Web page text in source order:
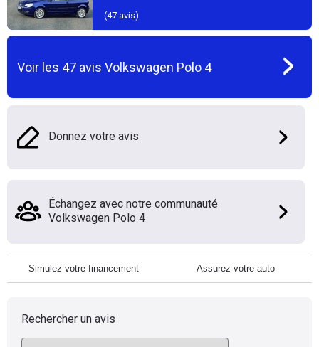
(47 avis)
Voir les 47 avis Volkswagen Polo 4
Donnez votre avis
Échangez avec notre communauté
Volkswagen Polo 4
Simulez votre financement Assurez votre auto
Rechercher un avis